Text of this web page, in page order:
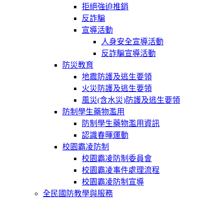
拒絕強迫推銷
反詐騙
宣導活動
人身安全宣導活動
反詐騙宣導活動
防災教育
地震防護及逃生要領
火災防護及逃生要領
風災(含水災)防護及逃生要領
防制學生藥物濫用
防制學生藥物濫用資訊
認識春暉運動
校園霸凌防制
校園霸凌防制委員會
校園霸凌事件處理流程
校園霸凌防制宣導
全民國防教學與服務